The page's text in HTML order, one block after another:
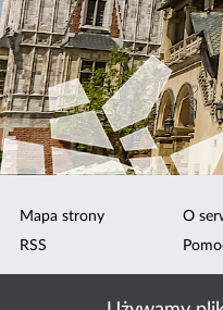
Mapa strony
RSS
O